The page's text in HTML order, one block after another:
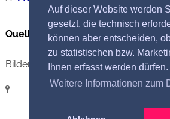
Auf dieser Website werden
gesetzt, die technisch
können aber entscheiden,
zu statistischen bzw.
Ihnen erfasst werden dürfen.
Weitere Informationen zum
Quellennachweis der gezeigten
Bilder: Walter König, Heinz Landherr,